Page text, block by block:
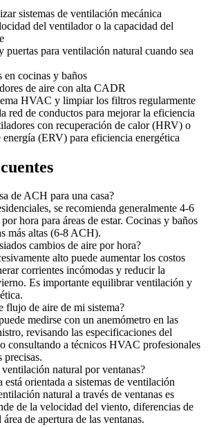
sistemas de ventilación mecánica
del ventilador o la capacidad del
puertas para ventilación natural cuando sea
en cocinas y baños
de aire con alta CADR
HVAC y limpiar los filtros regularmente
red de conductos para mejorar la eficiencia
con recuperación de calor (HRV) o
energía (ERV) para eficiencia energética
de ACH para una casa?
se recomienda generalmente 4-6
hora para áreas de estar. Cocinas y baños
más altas (6-8 ACH).
cambios de aire por hora?
alto puede aumentar los costos
corrientes incómodas y reducir la
Es importante equilibrar ventilación y
flujo de aire de mi sistema?
medirse con un anemómetro en las
revisando las especificaciones del
consultando a técnicos HVAC profesionales
precisas.
natural por ventanas?
está orientada a sistemas de ventilación
natural a través de ventanas es
de la velocidad del viento, diferencias de
de apertura de las ventanas.